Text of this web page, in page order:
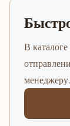
В
менеджеру.